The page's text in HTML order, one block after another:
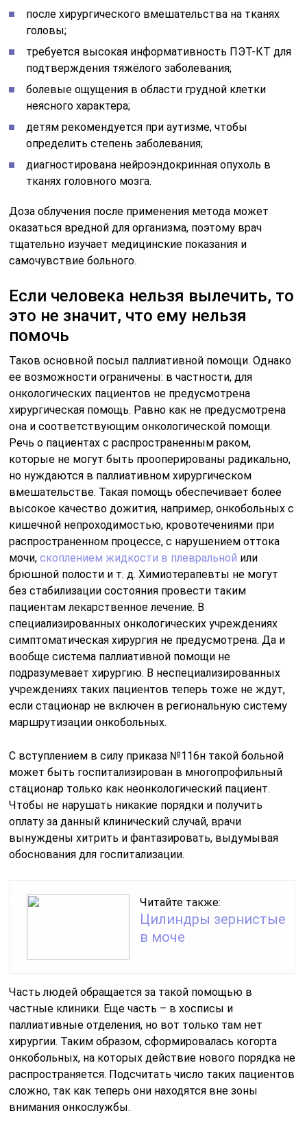
она и соответствующим онкологической помощи.
Речь о пациентах с распространенным раком,
которые не могут быть прооперированы радикально,
но нуждаются в паллиативном хирургическом
вмешательстве. Такая помощь обеспечивает более
высокое качество дожития, например, онкобольных с
кишечной непроходимостью, кровотечениями при
распространенном процессе, с нарушением оттока
мочи,скоплением жидкости в плевральной
брюшной полости и т. д. Химиотерапевты не могут
без стабилизации состояния провести таким
специализированных онкологических учреждениях
симптоматическая хирургия не предусмотрена. Да и
вообще система паллиативной помощи не
подразумевает хирургию. В неспециализированных
если стационар не включен в региональную систему
маршрутизации онкобольных.
С вступлением в силу приказа №116н такой больной
может быть госпитализирован в многопрофильный
стационар только как неонкологический пациент.
Чтобы не нарушать никакие порядки и получить
оплату за данный клинический случай, врачи
вынуждены хитрить и фантазировать, выдумывая
обоснования для госпитализации.
Читайте также:
Цилиндры зернистые
в моче
Часть людей обращается за такой помощью в
частные клиники. Еще часть – в хосписы и
паллиативные отделения, но вот только там нет
хирургии. Таким образом, сформировалась когорта
онкобольных, на которых действие нового порядка не
распространяется. Подсчитать число таких пациентов
сложно, так как теперь они находятся вне зоны
внимания онкослужбы.
соблюдать некоторые рекомендации. В частности,
врач может порекомендовать не есть перед
процедурой на определенное количество часов, чтобы
обеспечить более точные результаты и избежать
искажений, связанных с пищей.
Сама процедура пэт-кт занимает от 30 до 90 минут, в
зависимости от области исследования. Вам